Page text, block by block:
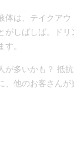
体は、テイクア
がしばしば。ドリ
。
が多いかも？ 抵
、他のお客さんが